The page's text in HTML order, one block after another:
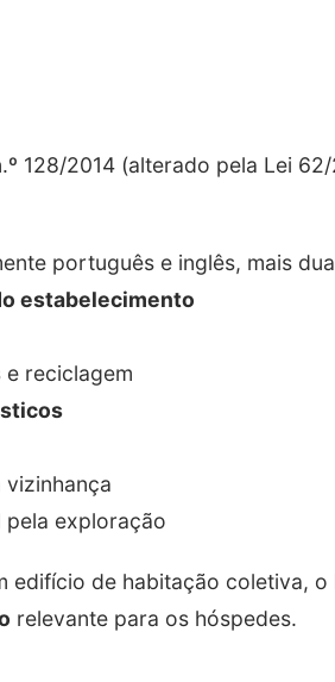
128/2014 (alterado pela Lei
português e inglês, mais
estabelecimento
e reciclagem
vizinhança
pela exploração
edifício de habitação coletiva,
relevante para os hóspedes.